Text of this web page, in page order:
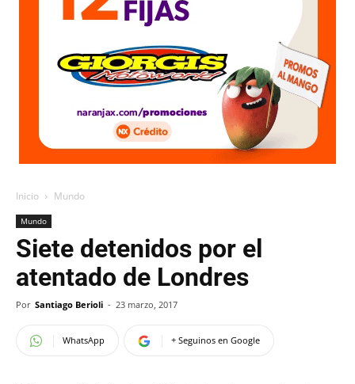
Inicio Mundo
Mundo
Siete detenidos por el
atentado de Londres
Por Santiago Berioli - 23 marzo, 2017
WhatsApp + Seguinos en Google